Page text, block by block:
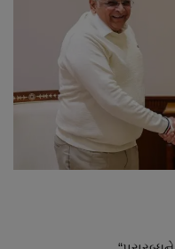
About Author
Contact
Dipotsav Special
આંતરરાષ્ટ્રીય